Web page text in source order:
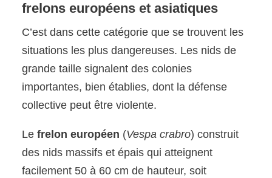
frelons européens et asiatiques
C’est dans cette catégorie que se trouvent les
situations les plus dangereuses. Les nids de
grande taille signalent des colonies
importantes, bien établies, dont la défense
collective peut être violente.
Le frelon européen (Vespa crabro) construit
des nids massifs et épais qui atteignent
facilement 50 à 60 cm de hauteur, soit